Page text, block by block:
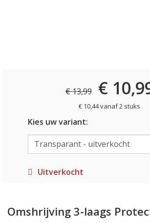
€ 13,99 €
€ 10,44 vanaf 2 stuks
Kies uw variant:
Uitverkocht
Omshrijving 3-laags